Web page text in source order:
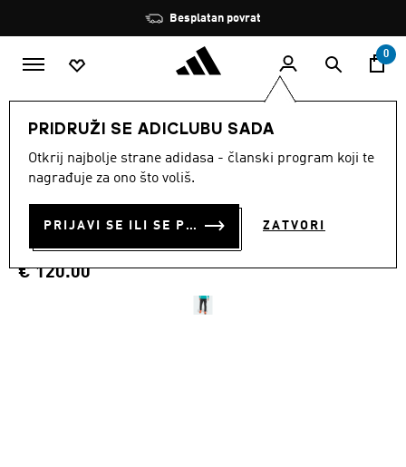
Zaustavi
rotaciju
Besplatan povrat
0
PRIDRUŽI SE ADICLUBU SADA
Otkrij najbolje strane adidasa - članski program koji te
nagrađuje za ono što voliš.
PRIJAVI SE ILI SE PRIDRUŽI SADA ZATVORI
HLAČE TERREX XPERIOR
CROSS-COUNTRY SKI
€ 120.00